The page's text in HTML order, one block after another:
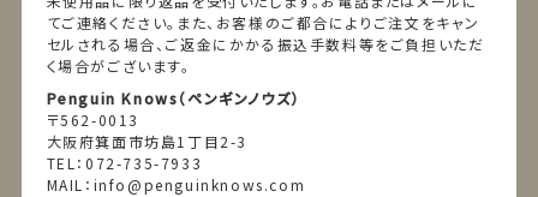
てご連絡ください。また、お客様のご都合によりご注文をキャン
セルされる場合、ご返金にかかる振込手数料等をご負担いただ
く場合がございます。
Penguin Knows（ペンギンノウズ）
〒562-0013
大阪府箕面市坊島1丁目2-3
TEL：072-735-7933
MAIL：info@penguinknows.com